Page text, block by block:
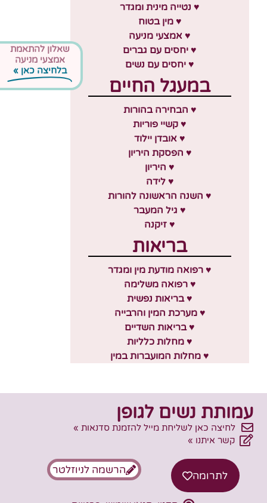
♥ נטייה מינית ומגדר
♥ מין בטוח
♥ אמצעי מניעה
♥ יחסים עם גברים
♥ יחסים עם נשים
במעגל החיים
♥ הבחירה בהורות
♥ קשיי פוריות
♥ אובדן יילוד
♥ הפסקת היריון
♥ היריון
♥ לידה
♥ השנה הראשונה להורות
♥ גיל המעבר
♥ זיקנה
בריאות
♥ רפואה מודעת מין ומגדר
♥ רפואה משלימה
♥ בריאות נפשית
♥ מערכת המין והרבייה
♥ בריאות השדיים
♥ מחלות כלליות
♥ מחלות המועברות במין
עמותת נשים לגופן
לחיצה כאן לשליחת מייל להזמנת סדנאות »
קשר איתנו »
לתרומה הרשמה לניוזלטר
שאלון להתאמת
אמצעי מניעה
בלחיצה כאן »